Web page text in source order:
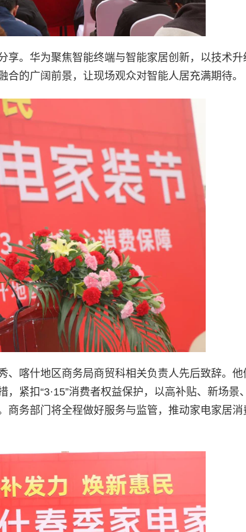
享。华为聚焦智能终端与智能家居创新，以技术升
的广阔前景，让现场观众对智能人居充满期待。
、喀什地区商务局商贸科相关负责人先后致辞。他
紧扣“3·15”消费者权益保护，以高补贴、新场景
商务部门将全程做好服务与监管，推动家电家居消